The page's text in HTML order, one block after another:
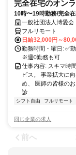
完全在宅のオン
10時〜19時勤務/完全
業務一般社団法人博愛会
フルリモート
日給32,000円～
勤務時間・曜日: ✅
※週0勤務も可
仕事内容: スキマ時
ビス。 事業拡大に
め、 医師の皆様の
診...
シフト自由 フルリモート
同じ企業の求人
前へ